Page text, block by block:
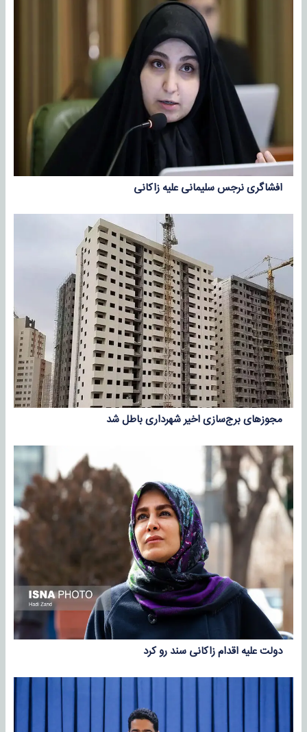
افشاگری ‎نرجس سلیمانی علیه ‎زاکانی
مجوزهای برج‌سازی اخیر شهرداری باطل شد
دولت علیه اقدام زاکانی سند رو کرد